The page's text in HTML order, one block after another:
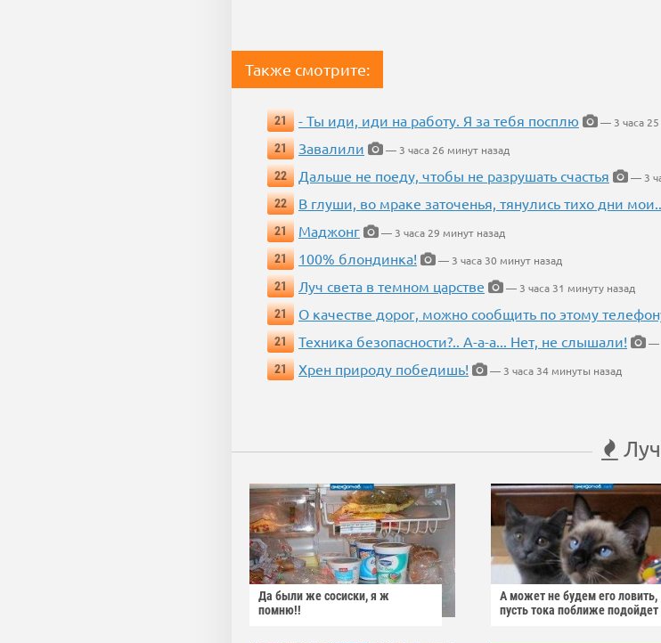
Также смотрите:
21 - Ты иди, иди на работу. Я за тебя посплю
— 3 часа
21
Завалили
— 3 часа 26 минут назад
22
Дальше не поеду, чтобы не разрушать счастья
— 3
22
В глуши, во мраке заточенья, тянулись тихо дни
21
Маджонг
— 3 часа 29 минут назад
21
100% блондинка!
— 3 часа 30 минут назад
21
Луч света в темном царстве
— 3 часа 31 минуту назад
21
О качестве дорог, можно сообщить по этому
21
Техника безопасности?.. А-а-а... Нет, не слышали!
—
21
Хрен природу победишь! — 3 часа 34 минуты назад
Да были же сосиски, я ж
помню!!
А может не будем его ловить,
пусть тока поближе подойдет